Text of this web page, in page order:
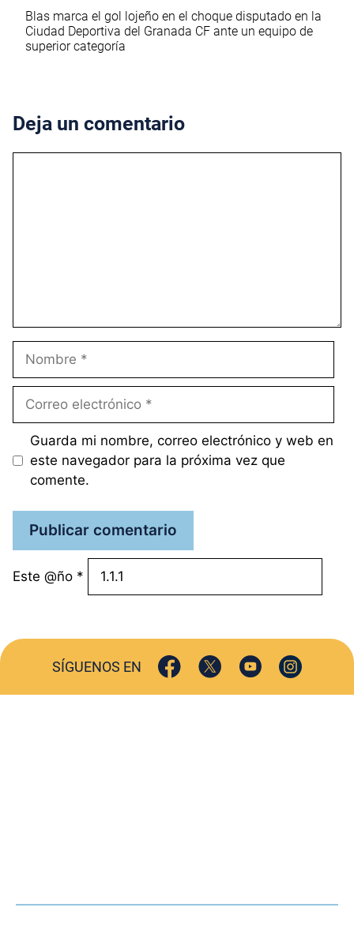
Blas marca el gol lojeño en el choque disputado en la
Ciudad Deportiva del Granada CF ante un equipo de
superior categoría
Deja un comentario
Nombre
Correo
Guarda mi nombre, correo electrónico y web en
este navegador para la próxima vez que
comente.
Este @ño *
SÍGUENOS EN